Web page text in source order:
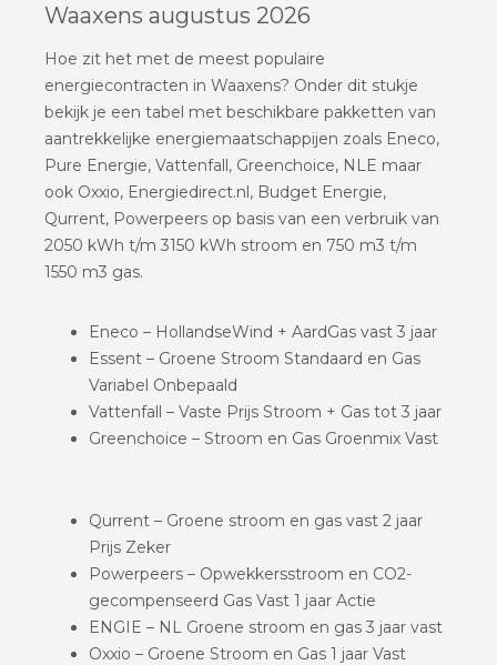
Waaxens augustus 2026
Hoe zit het met de meest populaire
energiecontracten in Waaxens? Onder dit stukje
bekijk je een tabel met beschikbare pakketten van
aantrekkelijke energiemaatschappijen zoals Eneco,
Pure Energie, Vattenfall, Greenchoice, NLE maar
ook Oxxio, Energiedirect.nl, Budget Energie,
Qurrent, Powerpeers op basis van een verbruik van
2050 kWh t/m 3150 kWh stroom en 750 m3 t/m
1550 m3 gas.
Eneco – HollandseWind + AardGas vast 3 jaar
Essent – Groene Stroom Standaard en Gas
Variabel Onbepaald
Vattenfall – Vaste Prijs Stroom + Gas tot 3 jaar
Greenchoice – Stroom en Gas Groenmix Vast
Qurrent – Groene stroom en gas vast 2 jaar
Prijs Zeker
Powerpeers – Opwekkersstroom en CO2-
gecompenseerd Gas Vast 1 jaar Actie
ENGIE – NL Groene stroom en gas 3 jaar vast
Oxxio – Groene Stroom en Gas 1 jaar Vast